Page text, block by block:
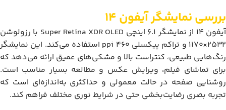
بررسی نمایشگر آیفون 14
آیفون 14 از نمایشگر 6.1 اینچی Super Retina XDR OLED با رزولوشن
2532×1170 و تراکم پیکسلی 460 ppi استفاده می‌کند. این نمایشگر
رنگ‌هایی طبیعی، کنتراست بالا و مشکی‌های عمیق ارائه می‌دهد که
برای تماشای فیلم، ویرایش عکس و مطالعه بسیار مناسب است.
روشنایی صفحه در حالت معمولی و حداکثری به‌اندازه‌ای است که
تجربه بصری رضایت‌بخشی حتی در شرایط نوری مختلف فراهم کند.